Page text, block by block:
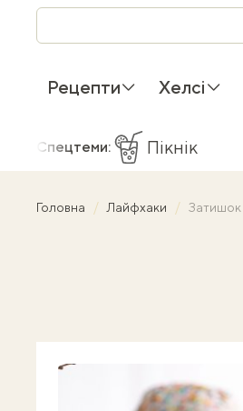
Рецепти Хелсі
Спецтеми: Пікнік
Головна Лайфхаки Затишок